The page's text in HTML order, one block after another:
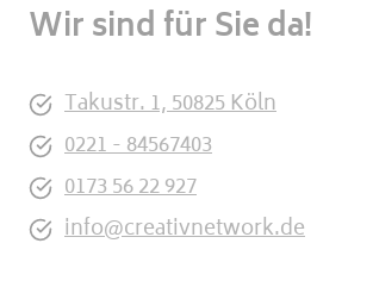
Wir sind für Sie da!
Takustr. 1, 50825 Köln
0221 - 84567403
0173 56 22 927
info@creativnetwork.de